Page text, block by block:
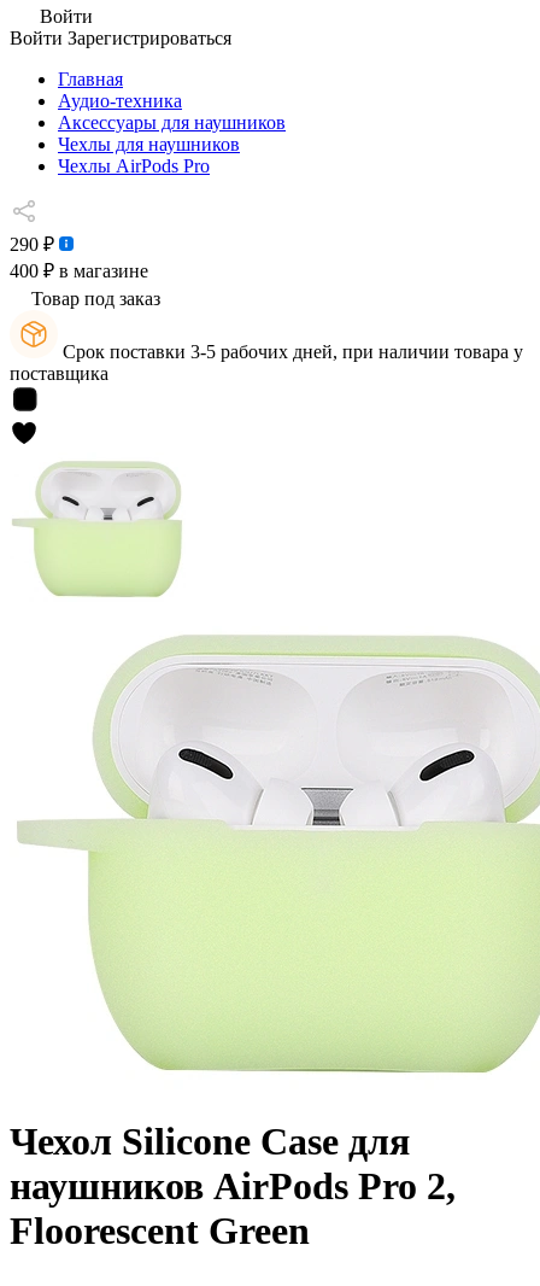
Войти
Войти Зарегистрироваться
Главная
Аудио-техника
Аксессуары для наушников
Чехлы для наушников
Чехлы AirPods Pro
290 ₽
400 ₽ в магазине
Товар под заказ
Срок поставки 3-5 рабочих дней, при наличии товара у
поставщика
Чехол Silicone Case для
наушников AirPods Pro 2,
Floorescent Green